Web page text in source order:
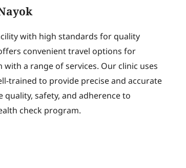
with high standards for quality
convenient travel options for
a range of services. Our clinic uses
trained to provide precise and accurate
quality, safety, and adherence to
check program.